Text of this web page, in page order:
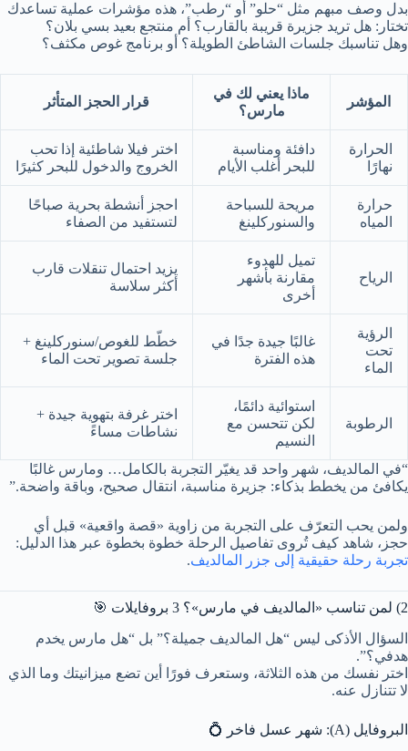
بدل وصف مبهم مثل “حلو” أو “رطب”، هذه مؤشرات عملية تساعدك
تختار: هل تريد جزيرة قريبة بالقارب؟ أم منتجع بعيد بسي بلان؟
وهل تناسبك جلسات الشاطئ الطويلة؟ أو برنامج غوص مكثف؟
المؤشر
ماذا يعني لك في
مارس؟
قرار الحجز المتأثر
الحرارة
نهارًا
دافئة ومناسبة
للبحر أغلب الأيام
اختر فيلا شاطئية إذا تحب
الخروج والدخول للبحر كثيرًا
حرارة
المياه
مريحة للسباحة
والسنوركلينغ
احجز أنشطة بحرية صباحًا
لتستفيد من الصفاء
الرياح
تميل للهدوء
مقارنة بأشهر
أخرى
يزيد احتمال تنقلات قارب
أكثر سلاسة
الرؤية
تحت
الماء
غالبًا جيدة جدًا في
هذه الفترة
خطّط للغوص/سنوركلينغ +
جلسة تصوير تحت الماء
الرطوبة
استوائية دائمًا،
لكن تتحسن مع
النسيم
اختر غرفة بتهوية جيدة +
نشاطات مساءً
“في المالديف، شهر واحد قد يغيّر التجربة بالكامل… ومارس غالبًا
يكافئ من يخطط بذكاء: جزيرة مناسبة، انتقال صحيح، وباقة واضحة.”
ولمن يحب التعرّف على التجربة من زاوية «قصة واقعية» قبل أي
حجز، شاهد كيف تُروى تفاصيل الرحلة خطوة بخطوة عبر هذا الدليل:
تجربة رحلة حقيقية إلى جزر المالديف.
2) لمن تناسب «المالديف في مارس»؟ 3 بروفايلات 🎯
السؤال الأذكى ليس “هل المالديف جميلة؟” بل “هل مارس يخدم
هدفي؟”.
اختر نفسك من هذه الثلاثة، وستعرف فورًا أين تضع ميزانيتك وما الذي
لا تتنازل عنه.
البروفايل (A): شهر عسل فاخر 💍